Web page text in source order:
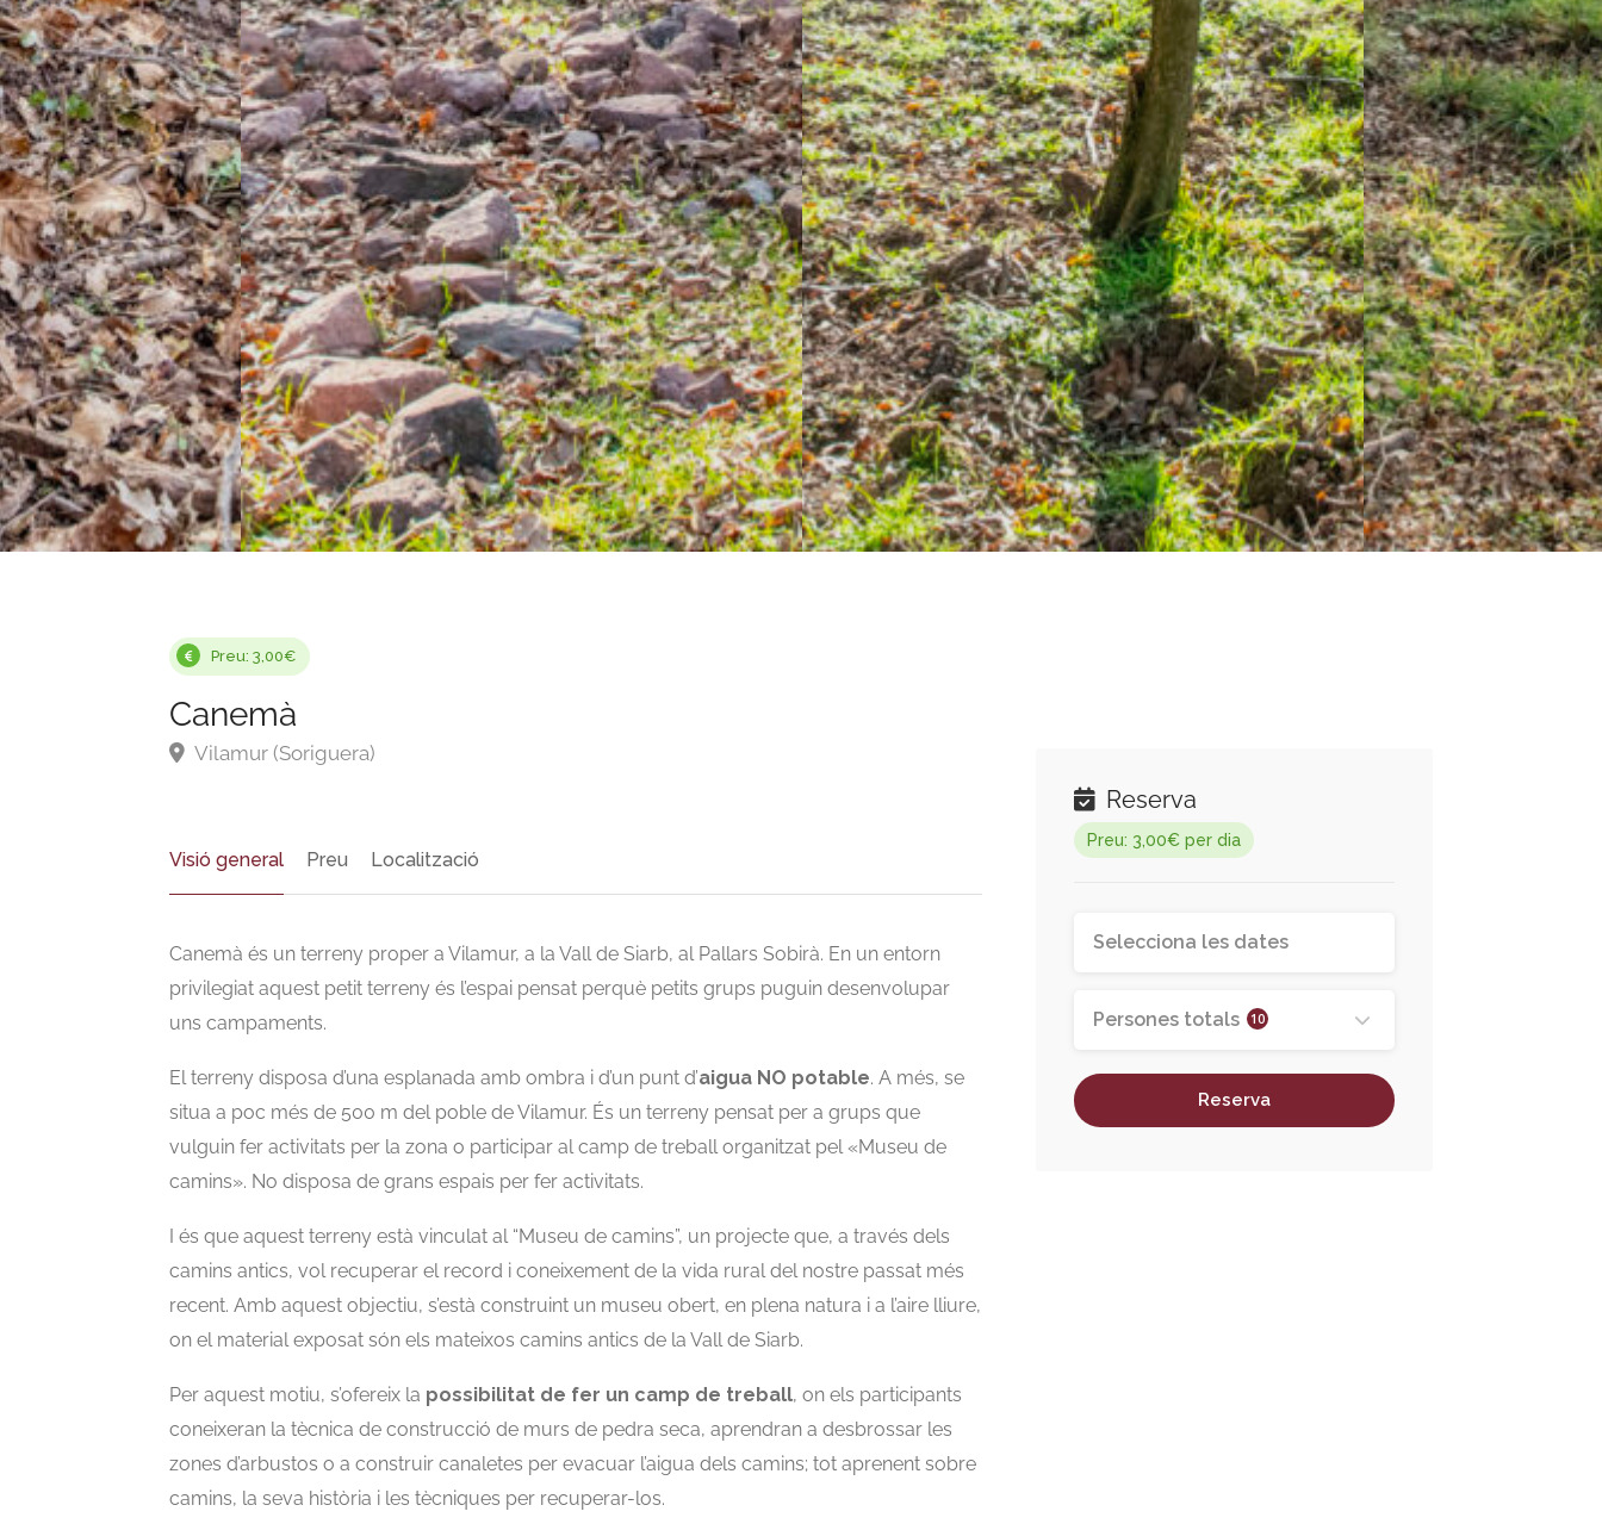
Preu: 3,00€
Canemà
Vilamur (Soriguera)
Visió general Preu Localització
Canemà és un terreny proper a Vilamur, a la Vall de Siarb, al Pallars Sobirà. En un entorn
privilegiat aquest petit terreny és l’espai pensat perquè petits grups puguin desenvolupar
uns campaments.
El terreny disposa d’una esplanada amb ombra i d’un punt d’aigua NO potable. A més, se
situa a poc més de 500 m del poble de Vilamur. És un terreny pensat per a grups que
vulguin fer activitats per la zona o participar al camp de treball organitzat pel «Museu de
camins». No disposa de grans espais per fer activitats.
I és que aquest terreny està vinculat al “Museu de camins”, un projecte que, a través dels
camins antics, vol recuperar el record i coneixement de la vida rural del nostre passat més
recent. Amb aquest objectiu, s’està construint un museu obert, en plena natura i a l’aire lliure,
on el material exposat són els mateixos camins antics de la Vall de Siarb.
Per aquest motiu, s’ofereix la possibilitat de fer un camp de treball, on els participants
coneixeran la tècnica de construcció de murs de pedra seca, aprendran a desbrossar les
zones d’arbustos o a construir canaletes per evacuar l’aigua dels camins; tot aprenent sobre
camins, la seva història i les tècniques per recuperar-los.
Reserva
Preu: 3,00€ per dia
Persones totals 10
Reserva